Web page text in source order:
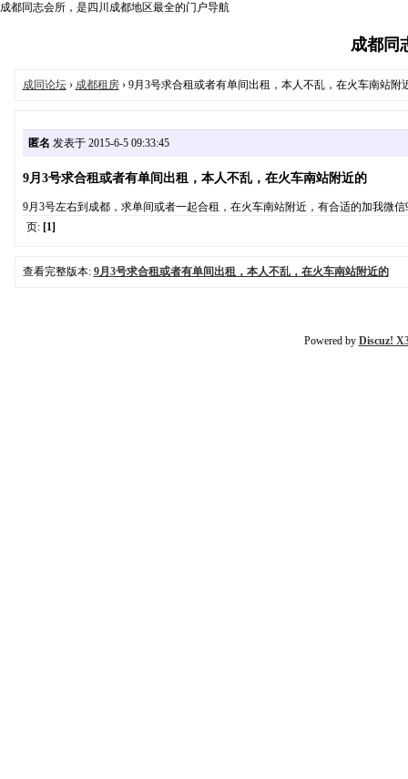
成都同志会所，是四川成都地区最全的门户导航
成都同
成同论坛› 成都租房› 9月3号求合租或者有单间出租，本人不乱，在火车南站附
匿名 发表于 2015-6-5 09:33:45
9月3号求合租或者有单间出租，本人不乱，在火车南站附近的
9月3号左右到成都，求单间或者一起合租，在火车南站附近，有合适的加我微信
页: [1]
查看完整版本: 9月3号求合租或者有单间出租，本人不乱，在火车南站附近的
Powered by Discuz!